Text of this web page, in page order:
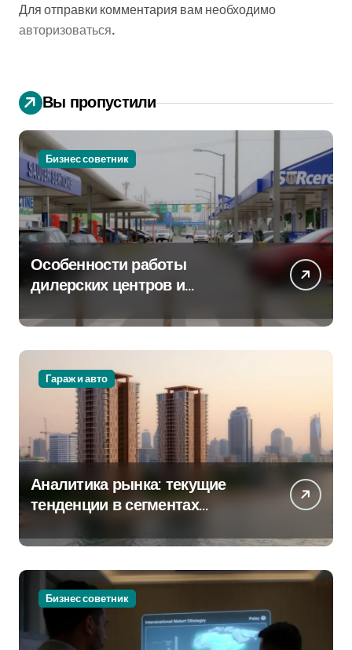
Для отправки комментария вам необходимо
авторизоваться.
Вы пропустили
Бизнес советник
Особенности работы
дилерских центров и
крупных проспектах
Гараж и авто
Аналитика рынка: текущие
тенденции в сегментах
Бизнес советник